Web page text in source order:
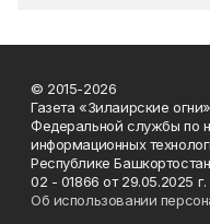
© 2015-2026
Газета «Зилаирские
Федеральной службы по
информационных
Республике
02 - 01866 от 29.05.2025 г.
Об использовании